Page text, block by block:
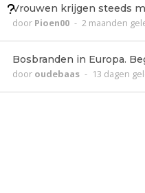
Vrouwen krijgen steeds
door Pioen00 - 2 maanden
Bosbranden in Europa.
door oudebaas - 13 dagen